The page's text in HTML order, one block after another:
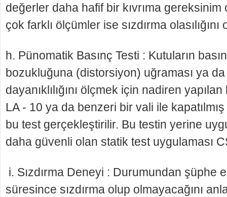
değerler daha hafif bir kıvrıma
çok farklı ölçümler ise sızdırma
h. Pünomatik Basınç Testi : Kutuların
bozukluğuna (distorsiyon) uğraması ya
dayanıklılığını ölçmek için nadiren
LA - 10 ya da benzeri bir vali ile
bu test gerçekleştirilir. Bu testin yerine
daha güvenli olan statik test uygulama­sı
i. Sızdırma Deneyi : Durumundan şüphe
sü­resince sızdırma olup olmayacağını